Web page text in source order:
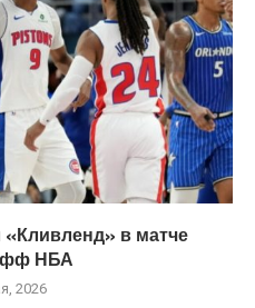
в матче
НБА
2026